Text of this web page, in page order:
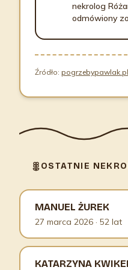
nekrolog
odmówiony
Źródło: pogrzebypawlak.pl
OSTATNIE
MANUEL ŻUREK
27 marca 2026 · 52 lat
KATARZYNA